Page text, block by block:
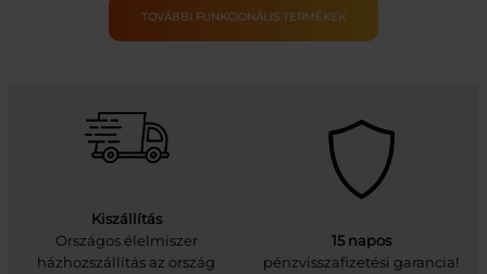
TOVÁBBI FUNKCIONÁLIS TERMÉKEK
Kiszállítás
Országos élelmiszer
házhozszállítás az ország
15 napos
pénzvisszafizetési garancia!